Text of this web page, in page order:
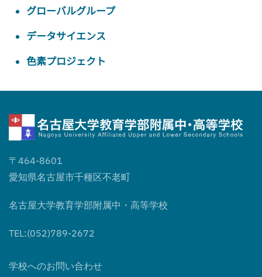
グローバルグループ
データサイエンス
色素プロジェクト
〒464-8601
愛知県名古屋市千種区不老町
名古屋大学教育学部附属中・高等学校
TEL:(052)789-2672
学校へのお問い合わせ